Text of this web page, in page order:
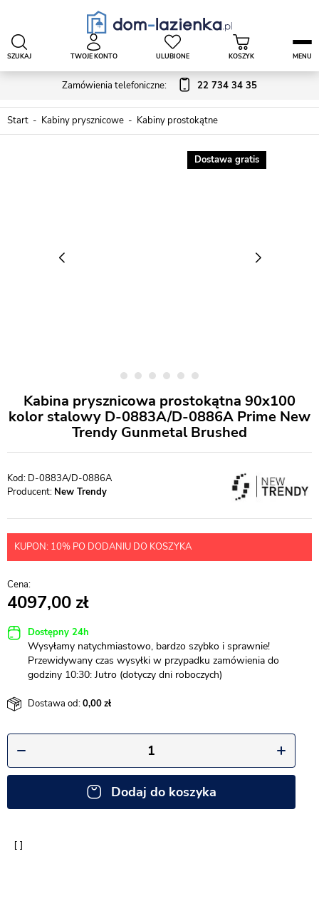
Zamówienia telefoniczne: 22 734 34 35
SZUKAJ TWOJE KONTO ULUBIONE KOSZYK MENU
Start Kabiny prysznicowe Kabiny prostokątne
Dostawa gratis
Kabina prysznicowa prostokątna 90x100
kolor stalowy D-0883A/D-0886A Prime New
Trendy Gunmetal Brushed
D-0883A/D-0886A
Producent: New Trendy
KUPON: 10% PO DODANIU DO KOSZYKA
4097,00
Dostępny 24h
Wysyłamy natychmiastowo, bardzo szybko i sprawnie!
Przewidywany czas wysyłki w przypadku zamówienia do
godziny 10:30: Jutro (dotyczy dni roboczych)
Dostawa od:0,00
Dodaj do koszyka